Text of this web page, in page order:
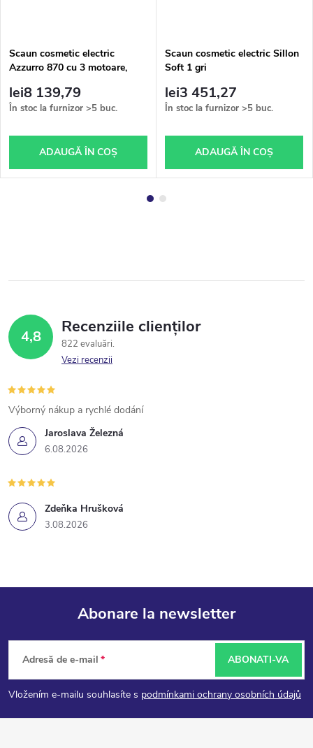
Scaun cosmetic electric
Azzurro 870 cu 3 motoare,
lei8 139,79
În stoc la furnizor >5 buc.
ADAUGĂ ÎN COŞ
Scaun cosmetic electric Sillon
Soft 1 gri
lei3 451,27
În stoc la furnizor >5 buc.
ADAUGĂ ÎN COŞ
4,8 Recenziile clienților
822 evaluări
Vezi recenzii
Jaroslava Železná
6.08.2026
Výborný nákup a rychlé dodání
Zdeňka Hrušková
3.08.2026
S
u
b
Abonare la newsletter
Adresă de e-mail
Vložením e-mailu souhlasíte s podmínkami ochrany osobních údajů
ABONATI-VA